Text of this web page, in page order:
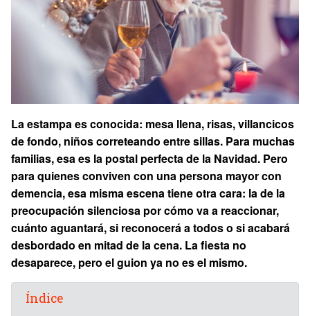
La estampa es conocida: mesa llena, risas, villancicos
de fondo, niños correteando entre sillas. Para muchas
familias, esa es la postal perfecta de la Navidad. Pero
para quienes conviven con una persona mayor con
demencia, esa misma escena tiene otra cara: la de la
preocupación silenciosa por cómo va a reaccionar,
cuánto aguantará, si reconocerá a todos o si acabará
desbordado en mitad de la cena. La fiesta no
desaparece, pero el guion ya no es el mismo.
Índice